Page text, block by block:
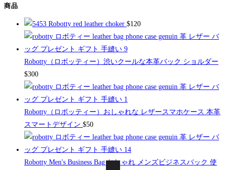
商品
Robotty red leather choker $120
Robotty（ロボッティー）渋いクールな本革バック ショルダー
$300
Robotty（ロボッティー）おしゃれな レザースマホケース 本革
スマートデザイン $50
Robotty Men's Business Bag おしゃれ メンズビジネスバック 使